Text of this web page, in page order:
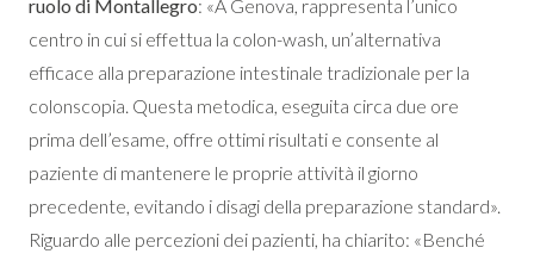
ruolo di Montallegro: «A Genova, rappresenta l’unico
centro in cui si effettua la colon-wash, un’alternativa
efficace alla preparazione intestinale tradizionale per la
colonscopia. Questa metodica, eseguita circa due ore
prima dell’esame, offre ottimi risultati e consente al
paziente di mantenere le proprie attività il giorno
precedente, evitando i disagi della preparazione standard».
Riguardo alle percezioni dei pazienti, ha chiarito: «Benché